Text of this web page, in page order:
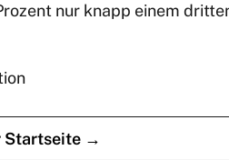
nur knapp einem
Startseite →